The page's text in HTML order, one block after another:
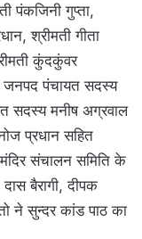
पंकजिनी गुप्ता,
श्रीमती गीता
कुंदकुंवर
जनपद पंचायत सदस्य
सदस्य मनीष अग्रवाल
प्रधान सहित
संचालन समिति के
बैरागी, दीपक
ने सुन्दर कांड पाठ का